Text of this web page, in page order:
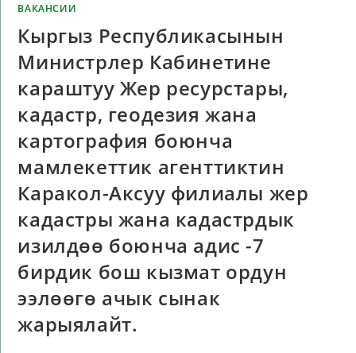
ВАКАНСИИ
Кыргыз Республикасынын
Министрлер Кабинетине
караштуу Жер ресурстары,
кадастр, геодезия жана
картография боюнча
мамлекеттик агенттиктин
Каракол-Аксуу филиалы жер
кадастры жана кадастрдык
изилдөө боюнча адис -7
бирдик бош кызмат ордун
ээлөөгө ачык сынак
жарыялайт.